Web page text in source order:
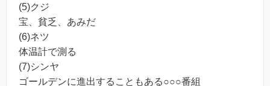
(5)クジ
宝、貧乏、あみだ
(6)ネツ
体温計で測る
(7)シンヤ
ゴールデンに進出することもある○○○番組